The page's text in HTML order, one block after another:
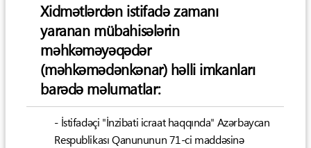
Xidmətlərdən istifadə zamanı
yaranan mübahisələrin
məhkəməyəqədər
(məhkəmədənkənar) həlli imkanları
barədə məlumatlar:
- İstifadəçi "İnzibati icraat haqqında" Azərbaycan
Respublikası Qanununun 71-ci maddəsinə